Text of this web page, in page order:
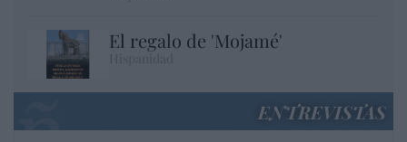
El regalo de 'Mojamé'
ENTREVISTAS